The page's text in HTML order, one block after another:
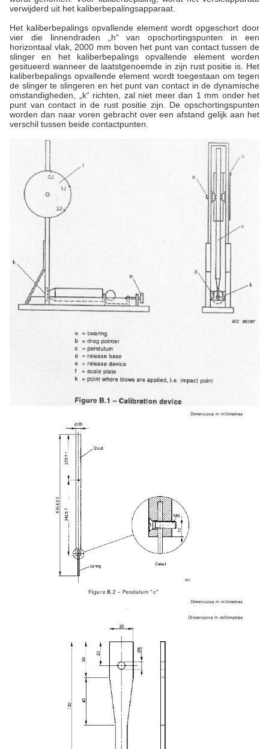
verwijderd uit het kaliberbepalingsapparaat.
Het kaliberbepalings opvallende element wordt opgeschort door
vier die linnendraden „h“ van opschortingspunten in een
horizontaal vlak, 2000 mm boven het punt van contact tussen de
slinger en het kaliberbepalings opvallende element worden
gesitueerd wanneer de laatstgenoemde in zijn rust positie is. Het
kaliberbepalings opvallende element wordt toegestaan om tegen
de slinger te slingeren en het punt van contact in de dynamische
omstandigheden, „k“ richten, zal niet meer dan 1 mm onder het
punt van contact in de rust positie zijn. De opschortingspunten
worden dan naar voren gebracht over een afstand gelijk aan het
verschil tussen beide contactpunten.